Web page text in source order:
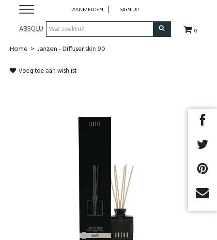
0
AANMELDEN SIGN UP
Webshop Dames
Home > Janzen - Diffuser skin 90
Voeg toe aan wishlist